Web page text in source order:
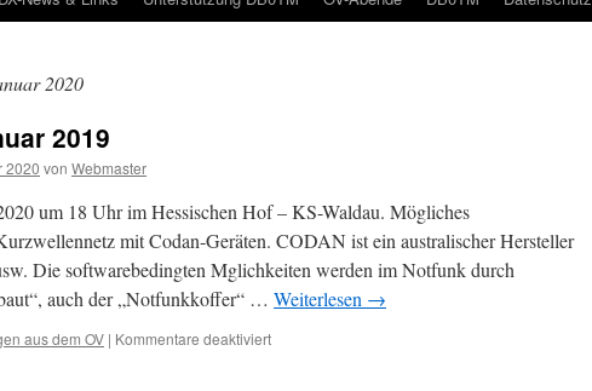
2020
2019
2020 von Webmaster
um 18 Uhr im Hessischen Hof – KS-Waldau. Mögliches
mit Codan-Geräten. CODAN ist ein australischer Hersteller
Die softwarebedingten Mglichkeiten werden im Notfunk durch
auch der „Notfunkkoffer“ … Weiterlesen →
aus dem OV | Kommentare deaktiviertfür